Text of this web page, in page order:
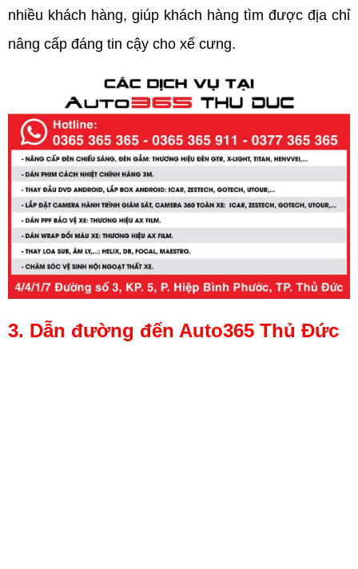
nhiều khách hàng, giúp khách hàng tìm được địa chỉ
nâng cấp đáng tin cậy cho xế cưng.
3. Dẫn đường đến Auto365 Thủ Đức